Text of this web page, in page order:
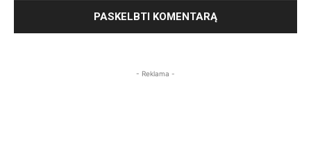
- Reklama -